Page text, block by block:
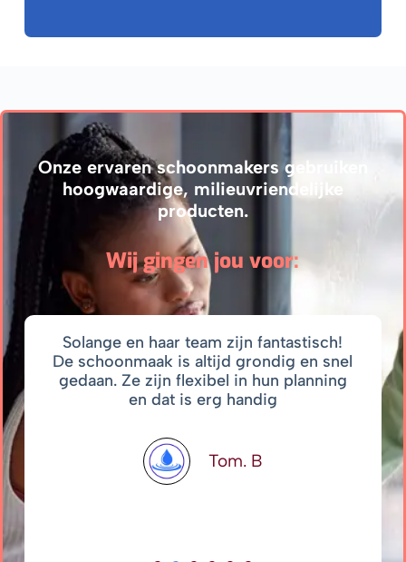
Onze ervaren schoonmakers gebruiken
hoogwaardige, milieuvriendelijke
producten.
Wij gingen jou voor:
Solange en haar team zijn fantastisch!
De schoonmaak is altijd grondig en snel
gedaan. Ze zijn flexibel in hun planning
en dat is erg handig
Tom. B